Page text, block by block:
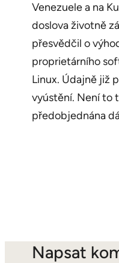
Venezuele a na
doslova životně
přesvědčil o
proprietárního
Linux. Údajně již
vyústění. Není to
předobjednána
Napsat